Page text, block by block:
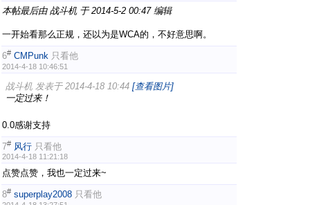
本帖最后由 战斗机 于 2014-5-2 00:47 编辑
一开始看那么正规，还以为是WCA的，不好意思啊。
6# CMPunk 只看他
2014-4-18 10:46:51
战斗机 发表于 2014-4-18 10:44 [查看图片]
一定过来！
0.0感谢支持
7# 风行 只看他
2014-4-18 11:21:18
点赞点赞，我也一定过来~
8# superplay2008 只看他